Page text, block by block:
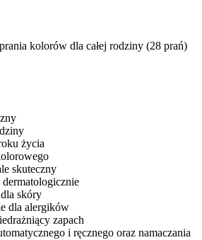
kolorów dla całej rodziny (28 prań)
życia
skuteczny
dermatologicznie
skóry
dla alergików
zapach
i ręcznego oraz namaczania